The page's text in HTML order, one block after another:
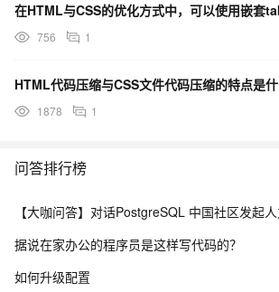
在HTML与CSS的优化方式中，可以使用嵌套
756 1
HTML代码压缩与CSS文件代码压缩的特点是什
1878 1
问答排行榜
据说在家办公的程序员是这样写代码的？
如何升级配置